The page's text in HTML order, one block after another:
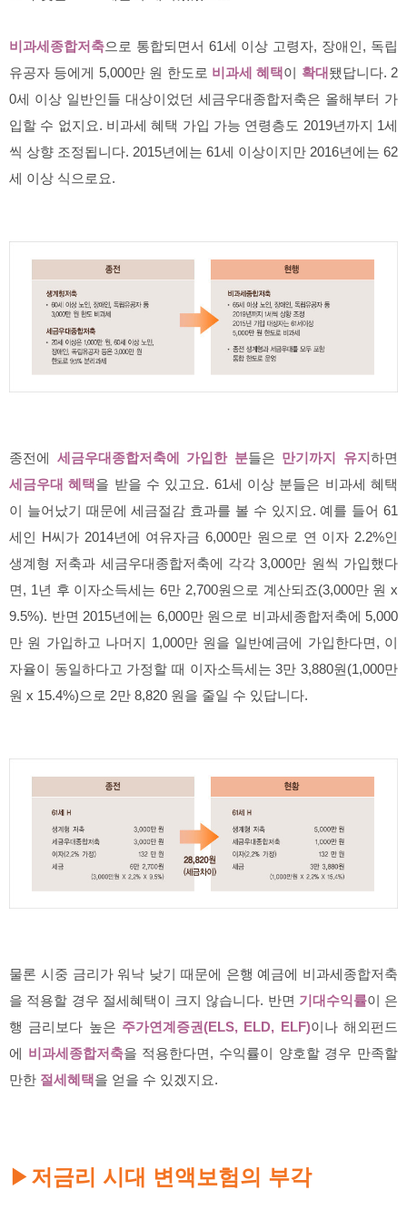
비과세종합저축으로 통합되면서 61세 이상 고령자, 장애인, 독립
유공자 등에게 5,000만 원 한도로 비과세 혜택이 확대 됐답니다. 2
0세 이상 일반인들 대상이었던 세금우대종합저축은 올해부터 가
입할 수 없지요. 비과세 혜택 가입 가능 연령층도 2019년까지 1세
씩 상향 조정됩니다. 2015년에는 61세 이상이지만 2016년에는 62
세 이상 식으로요.
종전에 세금우대종합저축에 가입한 분들은 만기까지 유지하면
세금우대 혜택을 받을 수 있고요. 61세 이상 분들은 비과세 혜택
이 늘어났기 때문에 세금절감 효과를 볼 수 있지요. 예를 들어 61
세인 H씨가 2014년에 여유자금 6,000만 원으로 연 이자 2.2%인
생계형 저축과 세금우대종합저축에 각각 3,000만 원씩 가입했다
면, 1년 후 이자소득세는 6만 2,700원으로 계산되죠(3,000만 원 x
9.5%). 반면 2015년에는 6,000만 원으로 비과세종합저축에 5,000
만 원 가입하고 나머지 1,000만 원을 일반예금에 가입한다면, 이
자율이 동일하다고 가정할 때 이자소득세는 3만 3,880원(1,000만
원 x 15.4%)으로 2만 8,820 원을 줄일 수 있답니다.
물론 시중 금리가 워낙 낮기 때문에 은행 예금에 비과세종합저축
을 적용할 경우 절세혜택이 크지 않습니다. 반면 기대수익률이 은
행 금리보다 높은 주가연계증권(ELS, ELD, ELF)이나 해외펀드
에
비과세종합저축을 적용한다면, 수익률이 양호할 경우 만족할
만한 절세혜택을 얻을 수 있겠지요.
▶저금리 시대 변액보험의 부각